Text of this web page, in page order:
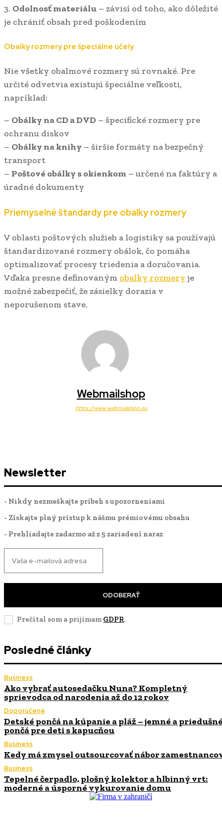
3. Odolnosť materiálu – závisí od toho, ako dôležité
je chrániť obsah pred poškodením
Obalky rozmery pre špeciálne účely
Nie všetky obalmové rozmery sú rovnaké. Pre
určité odvetvia existujú špeciálne veľkosti,
napríklad:
– Obálky na CD a DVD – špecifické rozmery pre
ochranu diskov
– Obálky na knihy – širšie formáty na bezpečný
transport
– Poštové obálky s okienkom – určené na faktúry a
úradné dokumenty
Priemyselné štandardy pre obalky rozmery
V oblasti poštových služieb a logistiky sa používajú
štandardizované rozmery obálok, čo pomáha
optimalizovať procesy triedenia a doručovania.
Vďaka presne definovaným obalky rozmery je
možné zabezpečiť, že zásielky dorazia v
neporušenom stave.
Webmailshop
https://www.webmailshop.eu
Newsletter
- Nikdy nezmeškajte príbeh s upozorneniami
- Získajte plný prístup k nášmu prémiovému obsahu
- Prehliadajte zadarmo až z 5 zariadení naraz
ODOBERAŤ
Prečítal som a prijímam GDPR.
Posledné články
Business
Ako vybrať autosedačku Nuna? Kompletný
sprievodca od narodenia až do 12 rokov
Doporučené
Detské pončá na kúpanie a pláž – jemné a
pončá pre deti s kapucňou
Business
Kedy má zmysel outsourcovať nábor
Business
Tepelné čerpadlo, plošný kolektor a hlbinný vrt:
moderné a úsporné vykurovanie domu